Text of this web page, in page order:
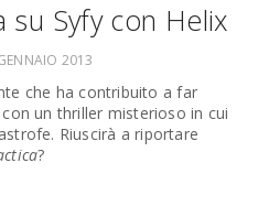
Syfy con Helix
2013
che ha contribuito a far
un thriller misterioso in cui
Riuscirà a riportare
?